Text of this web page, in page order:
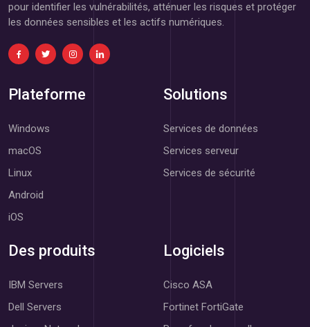
pour identifier les vulnérabilités, atténuer les risques et protéger
les données sensibles et les actifs numériques.
Plateforme
Windows
macOS
Linux
Android
iOS
Solutions
Services de données
Services serveur
Services de sécurité
Des produits
IBM Servers
Dell Servers
Logiciels
Cisco ASA
Fortinet FortiGate